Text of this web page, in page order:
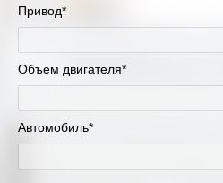
Липецк
Муравленко
Привод*
Объем двигателя*
Автомобиль*